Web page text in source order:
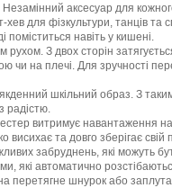
аксесуар для
для фізкультури, танців та
навіть у кишені.
рухом. З двох сторін
чи на плечі. Для зручності
шкільний образ. З
радістю.
витримує навантаження
та довго зберігає свій
забруднень, які можуть
які автоматично
перетягне шнурок або